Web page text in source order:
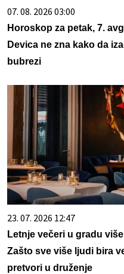
07. 08. 2026 03:00
Horoskop za petak, 7.
Devica ne zna kako da
bubrezi
23. 07. 2026 12:47
Letnje večeri u gradu
Zašto sve više ljudi bira
pretvori u druženje